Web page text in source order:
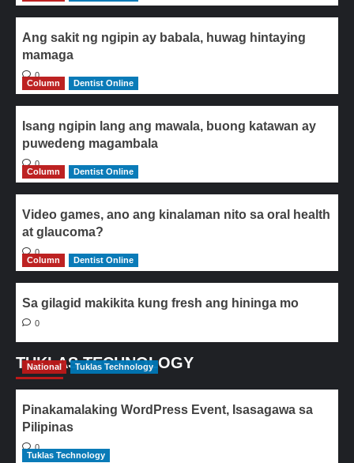
Ang sakit ng ngipin ay babala, huwag hintaying
mamaga
0
Column
Dentist Online
Isang ngipin lang ang mawala, buong katawan ay
puwedeng magambala
0
Column
Dentist Online
Video games, ano ang kinalaman nito sa oral health
at glaucoma?
0
Column
Dentist Online
Sa gilagid makikita kung fresh ang hininga mo
0
TUKLAS TECHNOLOGY
National Tuklas Technology
Pinakamalaking WordPress Event, Isasagawa sa
Pilipinas
0
Tuklas Technology